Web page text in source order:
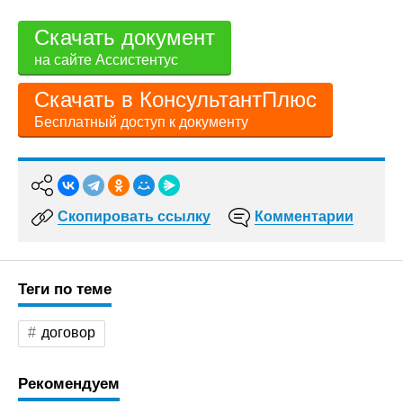
Скачать документ
на сайте Ассистентус
Скачать в КонсультантПлюс
Бесплатный доступ к документу
Скопировать ссылку Комментарии
Теги по теме
договор
Рекомендуем